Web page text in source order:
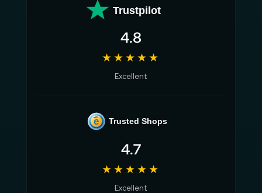
Trustpilot
4.8
★★★★★
Excellent
e Trusted Shops
4.7
★★★★★
Excellent